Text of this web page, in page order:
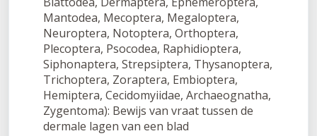
Mantodea, Mecoptera, Megaloptera,
Neuroptera, Notoptera, Orthoptera,
Plecoptera, Psocodea, Raphidioptera,
Siphonaptera, Strepsiptera, Thysanoptera,
Trichoptera, Zoraptera, Embioptera,
Hemiptera, Cecidomyiidae, Archaeognatha,
Zygentoma): Bewijs van vraat tussen de
dermale lagen van een blad